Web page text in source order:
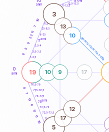
generazione maschile
0
anni
anni
1-2,5
2,5-3,5
3,5-4
6-7,5
7,5-8,5
8,5-9
11-12,5
12,5-13,5
13,5-14
71-72,5
72,5-73,5
73,5-74
76-77,5
77,5-78,5
78,5-79
6
5
9
22
11
7
10
16
11
17
6
13
7
8
19
3
5
10 9 17
13
10
17
12
5anni
75anni